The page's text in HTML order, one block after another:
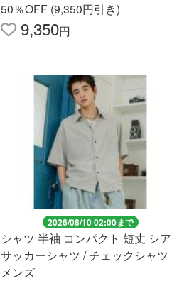
50％OFF (9,350円引き)
9,350円
2026/08/10 02:00まで
シャツ 半袖 コンパクト 短丈 シア
サッカーシャツ / チェックシャツ
メンズ